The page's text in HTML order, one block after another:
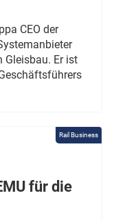
CEO der
Gleisbau. Er ist
Rail Business
für die